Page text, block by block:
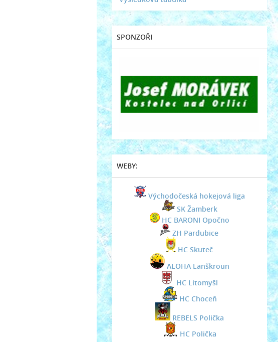
SPONZOŘI
WEBY:
Východočeská hokejová liga
SK Žamberk
HC BARONI Opočno
ZH Pardubice
HC Skuteč
ALOHA Lanškroun
HC Litomyšl
HC Choceň
REBELS Polička
HC Polička